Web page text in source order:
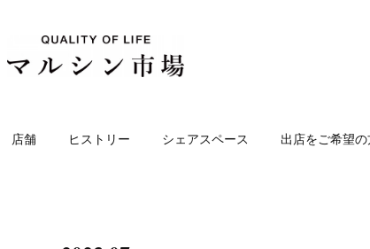
店舗 ヒストリー シェアスペース 出店をご希望